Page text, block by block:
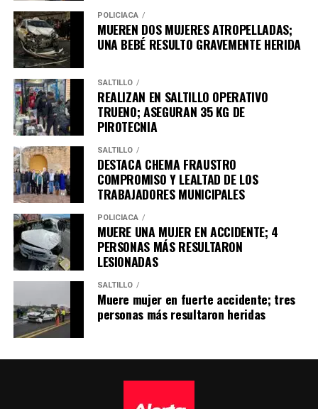
POLICÍACA
MUEREN DOS MUJERES ATROPELLADAS;
UNA BEBÉ RESULTO GRAVEMENTE HERIDA
SALTILLO
REALIZAN EN SALTILLO OPERATIVO
TRUENO; ASEGURAN 35 KG DE
PIROTECNIA
SALTILLO
DESTACA CHEMA FRAUSTRO
COMPROMISO Y LEALTAD DE LOS
TRABAJADORES MUNICIPALES
POLICÍACA
MUERE UNA MUJER EN ACCIDENTE; 4
PERSONAS MÁS RESULTARON
LESIONADAS
SALTILLO
Muere mujer en fuerte accidente; tres
personas más resultaron heridas